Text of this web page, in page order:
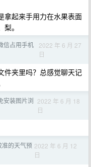
拿起来手用力在水果表面
。
信占用手机
2022 年 6 月 27
日
件夹里吗？总感觉聊天记
安装图片浏 2022 年 6 月 18
日
准的天气预 2022 年 6 月 12
日